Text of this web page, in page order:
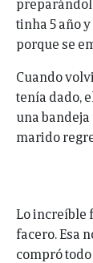
tinha 5 año
porque se
Cuando
tenía dado,
una bandeja
marido
Lo increíble
facero. Esa
compró